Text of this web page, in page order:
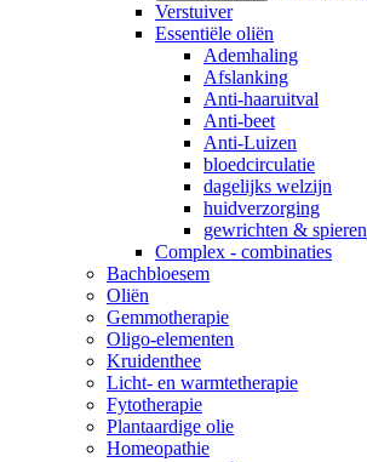
Verstuiver
Essentiële oliën
Ademhaling
Afslanking
Anti-haaruitval
Anti-beet
Anti-Luizen
bloedcirculatie
dagelijks welzijn
huidverzorging
gewrichten & spieren
Complex - combinaties
Bachbloesem
Oliën
Gemmotherapie
Oligo-elementen
Kruidenthee
Licht- en warmtetherapie
Fytotherapie
Plantaardige olie
Homeopathie